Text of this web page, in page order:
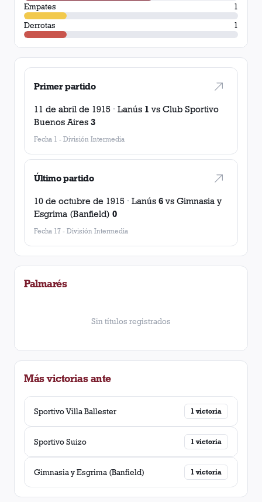
Empates
1
Derrotas
1
Primer partido
11 de abril de 1915 · Lanús 1 vs Club Sportivo
Buenos Aires 3
Fecha 1 - División Intermedia
Último partido
10 de octubre de 1915 · Lanús 6vs Gimnasia y
Esgrima (Banfield) 0
Fecha 17 - División Intermedia
Palmarés
Sin títulos registrados
Más victorias ante
Sportivo Villa Ballester 1 victoria
Sportivo Suizo 1 victoria
Gimnasia y Esgrima (Banfield) 1 victoria